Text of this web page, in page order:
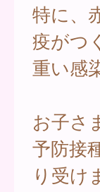
特に、
疫がつ
重い感
お子さ
予防接
り受け